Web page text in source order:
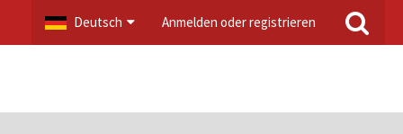
Deutsch Anmelden oder registrieren